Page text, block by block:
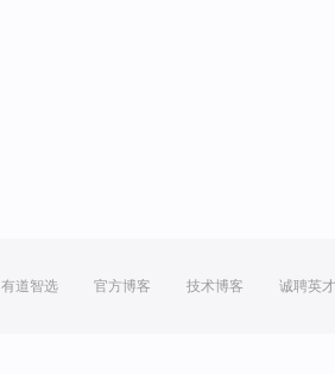
有道智选 官方博客 技术博客 诚聘英才